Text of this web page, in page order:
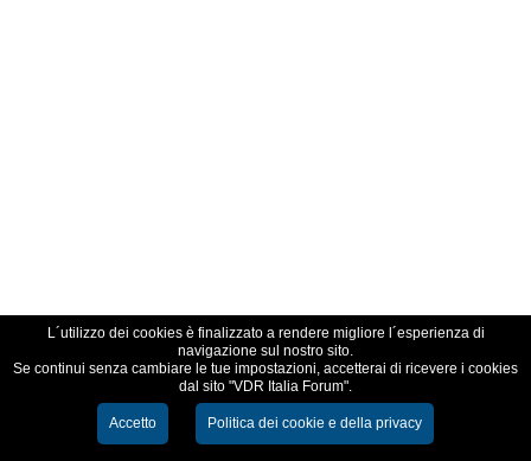
L´utilizzo dei cookies è finalizzato a rendere migliore l´esperienza di
navigazione sul nostro sito.
Se continui senza cambiare le tue impostazioni, accetterai di ricevere i cookies
dal sito "VDR Italia Forum".
Accetto Politica dei cookie e della privacy